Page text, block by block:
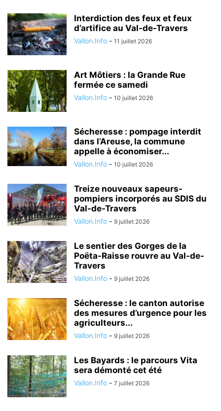
Interdiction des feux et feux
d’artifice au Val-de-Travers
Vallon.Info - 11 juillet 2026
Art Môtiers : la Grande Rue
fermée ce samedi
Vallon.Info - 10 juillet 2026
Sécheresse : pompage interdit
dans l’Areuse, la commune
appelle à économiser...
Vallon.Info - 10 juillet 2026
Treize nouveaux sapeurs-
pompiers incorporés au SDIS du
Val-de-Travers
Vallon.Info - 9 juillet 2026
Le sentier des Gorges de la
Poëta-Raisse rouvre au Val-de-
Travers
Vallon.Info - 9 juillet 2026
Sécheresse : le canton autorise
des mesures d’urgence pour les
agriculteurs...
Vallon.Info - 9 juillet 2026
Les Bayards : le parcours Vita
sera démonté cet été
Vallon.Info - 7 juillet 2026